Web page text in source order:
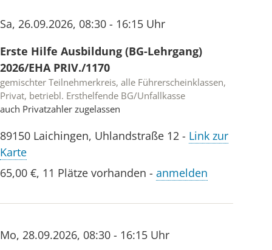
Sa, 26.09.2026, 08:30 - 16:15 Uhr
Erste Hilfe Ausbildung (BG-Lehrgang)
2026/EHA PRIV./1170
gemischter Teilnehmerkreis, alle Führerscheinklassen,
Privat, betriebl. Ersthelfende BG/Unfallkasse
auch Privatzahler zugelassen
89150 Laichingen, Uhlandstraße 12 - Link zur
Karte
65,00 €, 11 Plätze vorhanden - anmelden
Mo, 28.09.2026, 08:30 - 16:15 Uhr